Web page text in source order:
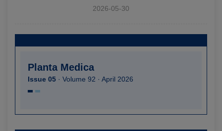
2026-05-30
Planta Medica
Issue 05 · Volume 92 · April 2026